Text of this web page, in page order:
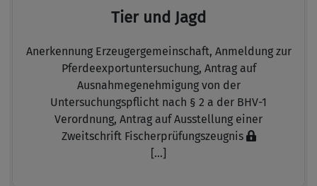
Tier und Jagd
Anerkennung Erzeugergemeinschaft, Anmeldung zur
Pferdeexportuntersuchung, Antrag auf
Ausnahmegenehmigung von der
Untersuchungspflicht nach § 2 a der BHV-1
Verordnung, Antrag auf Ausstellung einer
Zweitschrift Fischerprüfungszeugnis
[...]